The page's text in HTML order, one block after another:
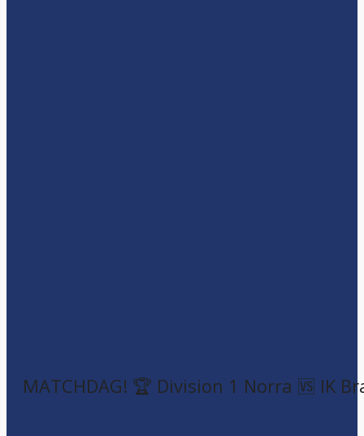
MATCHDAG! 🏆 Division 1 Norra 🆚 IK